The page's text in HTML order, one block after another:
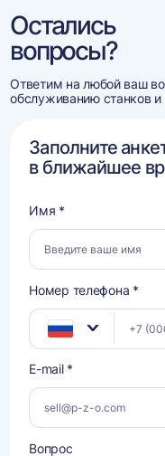
Остались
вопросы?
Ответим на любой ваш
обслуживанию станков и
Заполните
в ближайшее
Имя *
Номер телефона *
E-mail *
Вопрос